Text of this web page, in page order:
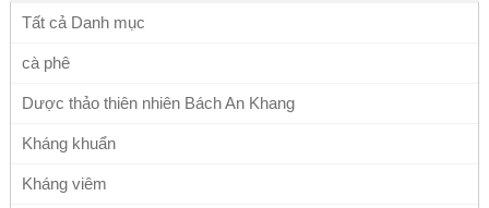
Tất cả Danh mục
cà phê
Dược thảo thiên nhiên Bách An Khang
Kháng khuẩn
Kháng viêm